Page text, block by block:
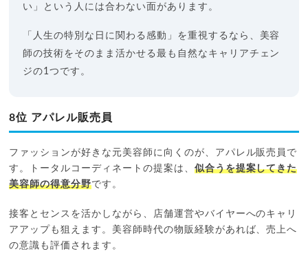
い」という人には合わない面があります。
「人生の特別な日に関わる感動」を重視するなら、美容
師の技術をそのまま活かせる最も自然なキャリアチェン
ジの1つです。
8位 アパレル販売員
ファッションが好きな元美容師に向くのが、アパレル販売員で
す。トータルコーディネートの提案は、 似合うを提案してきた
美容師の得意分野です。
接客とセンスを活かしながら、店舗運営やバイヤーへのキャリ
アアップも狙えます。美容師時代の物販経験があれば、売上へ
の意識も評価されます。